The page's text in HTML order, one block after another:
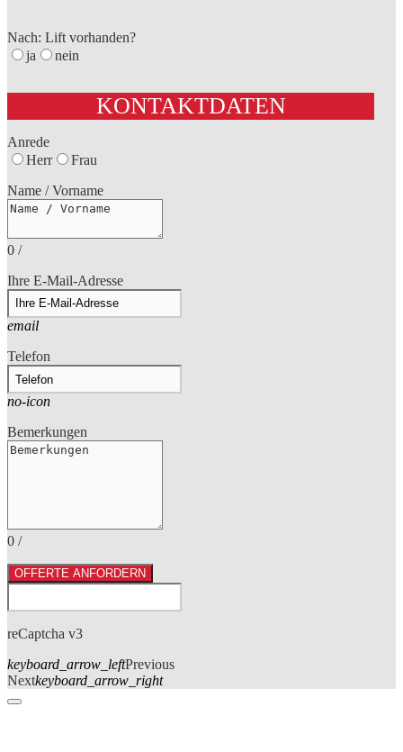
Nach: Lift vorhanden?
ja
nein
KONTAKTDATEN
Anrede
Herr
Frau
Name / Vorname
0 /
Ihre E-Mail-Adresse
email
Telefon
no-icon
Bemerkungen
0 /
OFFERTE ANFORDERN
reCaptcha v3
keyboard_arrow_leftPrevious
Nextkeyboard_arrow_right